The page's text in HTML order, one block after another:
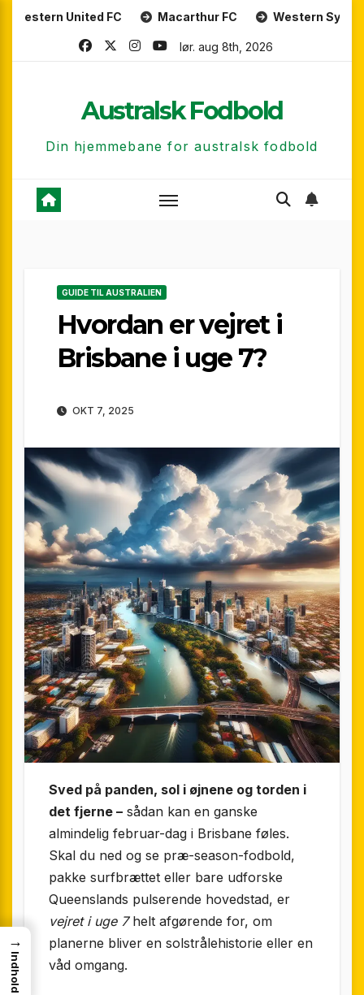
SkipFC Macarthur FC Western Sydney Wanderers
lør. aug 8th, 2026
Australsk Fodbold
Din hjemmebane for australsk fodbold
GUIDE TIL AUSTRALIEN
Hvordan er vejret i
Brisbane i uge 7?
OKT 7, 2025
Sved på panden, sol i øjnene og torden i
det fjerne – sådan kan en ganske
almindelig februar-dag i Brisbane føles.
Skal du ned og se præ-season-fodbold,
pakke surfbrættet eller bare udforske
Queenslands pulserende hovedstad, er
vejret i uge 7helt afgørende for, om
planerne bliver en solstrålehistorie eller en
våd omgang.
→
Indhold